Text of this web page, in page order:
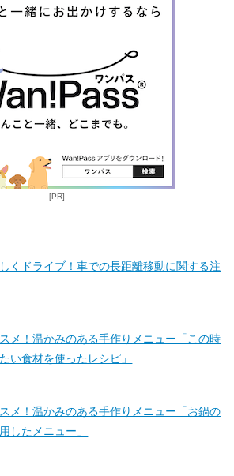
[PR]
くドライブ！車での長距離移動に関する注
メ！温かみのある手作りメニュー「この時
い食材を使ったレシピ」
メ！温かみのある手作りメニュー「お鍋の
したメニュー」